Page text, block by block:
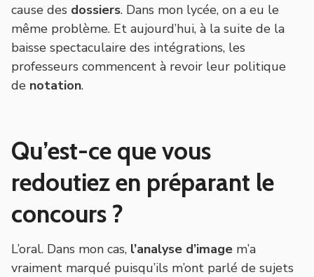
cause des dossiers. Dans mon lycée, on a eu le
même problème. Et aujourd’hui, à la suite de la
baisse spectaculaire des intégrations, les
professeurs commencent à revoir leur politique
de notation.
Qu’est-ce que vous
redoutiez en préparant le
concours ?
L’oral. Dans mon cas, l’analyse d’image m’a
vraiment marqué puisqu’ils m’ont parlé de sujets